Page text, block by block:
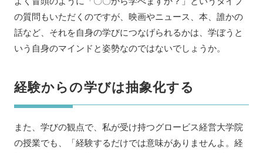
の質問もいただくのですが、映画やニュース、本、誰かの
話など、それを自身の学びにつなげられるかは、学ぼうと
いう自身のマインドと姿勢なのではないでしょうか。
経験からの学びは抽象化する
また、学びの観点で、私が受け持つグロービス経営大学院
の授業でも、「経験するだけでは意味がありませんよ。経